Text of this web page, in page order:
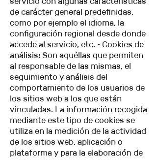
de carácter general predefinidas,
como por ejemplo el idioma, la
configuración regional desde donde
accede al servicio, etc. • Cookies de
análisis: Son aquéllas que permiten
al responsable de las mismas, el
seguimiento y análisis del
comportamiento de los usuarios de
los sitios web a los que están
vinculadas. La información recogida
mediante este tipo de cookies se
utiliza en la medición de la actividad
de los sitios web, aplicación o
plataforma y para la elaboración de